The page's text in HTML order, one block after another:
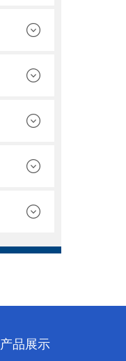
产品展示